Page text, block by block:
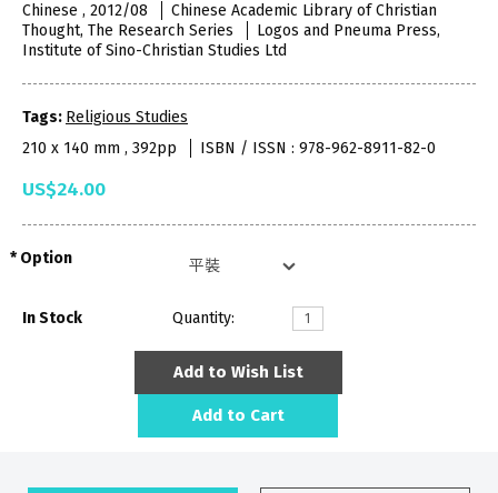
Chinese , 2012/08
Chinese Academic Library of Christian
Thought, The Research Series
Logos and Pneuma Press,
Institute of Sino-Christian Studies Ltd
Tags: Religious Studies
210 x 140 mm , 392pp
ISBN / ISSN : 978-962-8911-82-0
US$24.00
Option
In Stock Quantity:
Add to Wish List
Add to Cart